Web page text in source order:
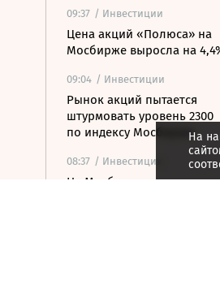
09:37 / Инвестиции
Цена акций «Полюса» на
Мосбирже выросла на
09:04 / Инвестиции
Рынок акций пытается
штурмовать уровень 2300
по индексу Мосбиржи
08:37 / Инвестиции
На Мосбирже удвоился
На